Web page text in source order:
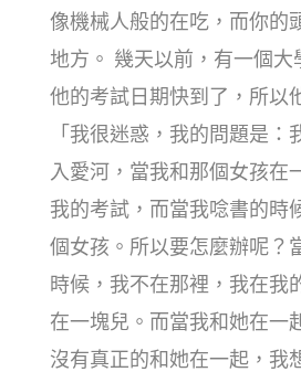
像機械人般的在吃，而你的
地方。 幾天以前，有一個大
他的考試日期快到了，所以
「我很迷惑，我的問題是：
入愛河，當我和那個女孩在
我的考試，而當我唸書的時
個女孩。所以要怎麼辦呢？
時候，我不在那裡，我在我
在一塊兒。而當我和她在一
沒有真正的和她在一起，我